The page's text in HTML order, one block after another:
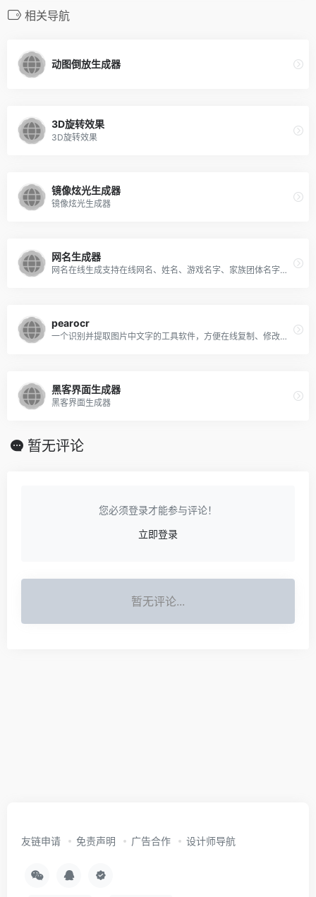
相关导航
动图倒放生成器
3D旋转效果
3D旋转效果
镜像炫光生成器
镜像炫光生成器
网名生成器
网名在线生成支持在线网名、姓名、游戏名字、家族团体名字批量生成，支持性别选择，支持姓氏指定，支持随机姓氏！
pearocr
一个识别并提取图片中文字的工具软件，方便在线复制、修改等操作完全免费并且无限制使用，识别能力非常强大而且是网页版的，随用岁打开，非常方便
黑客界面生成器
黑客界面生成器
暂无评论
您必须登录才能参与评论！
立即登录
暂无评论...
友链申请 免责声明 广告合作 设计师导航